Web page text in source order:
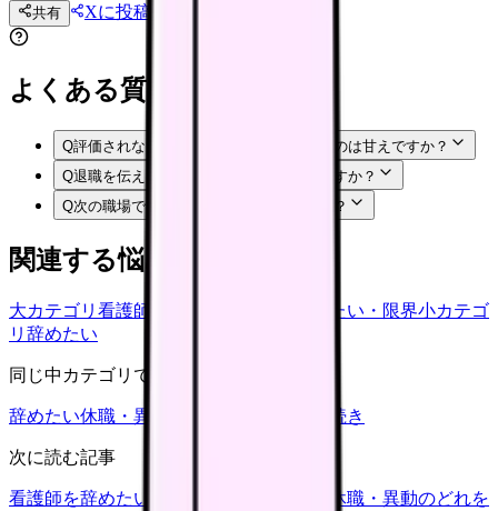
共有 Xに投稿
よくある質問
Q評価されない・昇給しないから辞めたいのは甘えですか？
Q退職を伝える前に何を準備すればいいですか？
Q次の職場では何を確認すればいいですか？
関連する悩みカテゴリ
大カテゴリ 看護師の悩み 辞めたい・限界小カテゴ
リ 辞めたい
同じ中カテゴリで見る
辞めたい休職・異動 退職手続き
次に読む記事
看護師を辞めたい時の判断基準｜転職・休職・異動のどれを